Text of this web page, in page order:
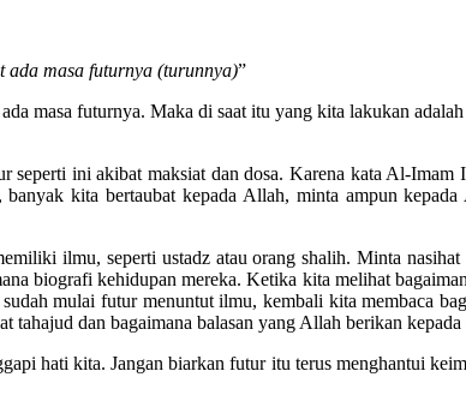
ada masa futurnya (turunnya)”
masa futurnya. Maka di saat itu yang kita lakukan
ini akibat maksiat dan dosa. Karena kata Al-
kita bertaubat kepada Allah, minta ampun
ilmu, seperti ustadz atau orang shalih. Minta
biografi kehidupan mereka. Ketika kita melihat
mulai futur menuntut ilmu, kembali kita membaca
tahajud dan bagaimana balasan yang Allah berikan
hati kita. Jangan biarkan futur itu terus menghantui